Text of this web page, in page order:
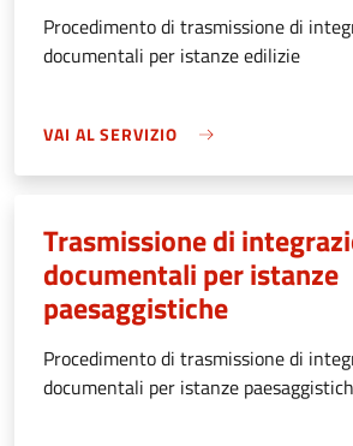
Procedimento di trasmissione di
documentali per istanze edilizie
VAI AL SERVIZIO
Trasmissione di
documentali per istanze
paesaggistiche
Procedimento di trasmissione di
documentali per istanze